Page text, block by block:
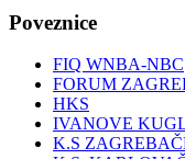
Poveznice
FIQ WNBA-NBC
FORUM
HKS
IVANOVE
K.S